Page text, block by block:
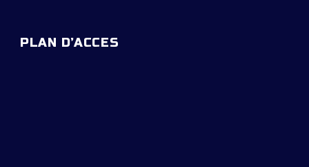
PLAN D’ACCES